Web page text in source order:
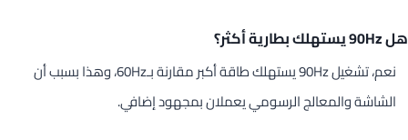
هل 90Hz يستهلك بطارية أكثر؟
نعم، تشغيل 90Hz يستهلك طاقة أكبر مقارنة بـ60Hz، وهذا بسبب أن
الشاشة والمعالج الرسومي يعملان بمجهود إضافي.